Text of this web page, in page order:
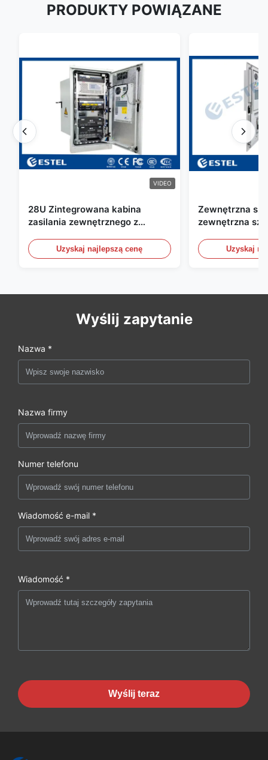
PRODUKTY POWIĄZANE
VIDEO
28U Zintegrowana kabina
zasilania zewnętrznego z
Uzyskaj najlepszą cenę
Zewnętrzna
zewnętrzna
wody /Uzyskaj
Wyślij zapytanie
Nazwa *
Nazwa firmy
Numer telefonu
Wiadomość e-mail *
Wiadomość *
Wyślij teraz